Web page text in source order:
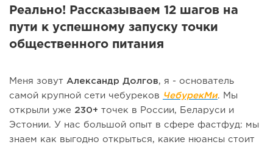
Реально! Рассказываем 12 шагов на
пути к успешному запуску точки
общественного питания
Меня зовут Александр Долгов, я - основатель
самой крупной сети чебуреков
ЧебурекМи. Мы
открыли уже 230+ точек в России, Беларуси и
Эстонии. У нас большой опыт в сфере фастфуд: мы
знаем как выгодно открыться, какие нюансы стоит